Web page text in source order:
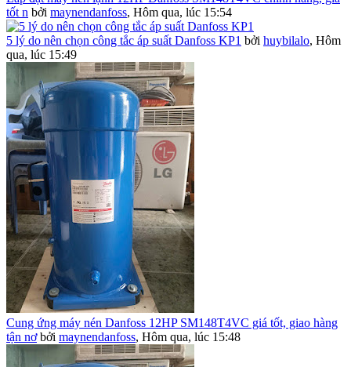
tốt n bởi maynendanfoss, Hôm qua, lúc 15:54
5 lý do nên chọn công tắc áp suất Danfoss KP1 bởi huybilalo, Hôm
qua, lúc 15:49
Cung ứng máy nén Danfoss 12HP SM148T4VC giá tốt, giao hàng
tận nơ bởi maynendanfoss, Hôm qua, lúc 15:48